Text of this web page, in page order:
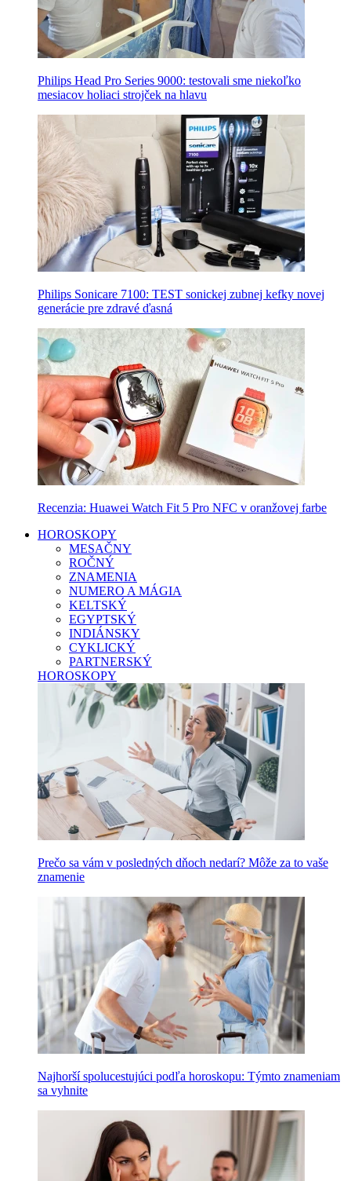
Philips Head Pro Series 9000: testovali sme niekoľko
mesiacov holiaci strojček na hlavu
Philips Sonicare 7100: TEST sonickej zubnej kefky novej
generácie pre zdravé ďasná
Recenzia: Huawei Watch Fit 5 Pro NFC v oranžovej farbe
HOROSKOPY
MESAČNY
ROČNÝ
ZNAMENIA
NUMERO A MÁGIA
KELTSKÝ
EGYPTSKÝ
INDIÁNSKY
CYKLICKÝ
PARTNERSKÝ
HOROSKOPY
Prečo sa vám v posledných dňoch nedarí? Môže za to vaše
znamenie
Najhorší spolucestujúci podľa horoskopu: Týmto znameniam
sa vyhnite